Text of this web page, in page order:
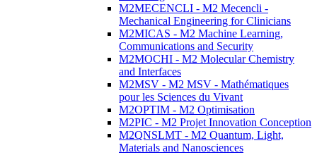
M2MECENCLI - M2 Mecencli -
Mechanical Engineering for Clinicians
M2MICAS - M2 Machine Learning,
Communications and Security
M2MOCHI - M2 Molecular Chemistry
and Interfaces
M2MSV - M2 MSV - Mathématiques
pour les Sciences du Vivant
M2OPTIM - M2 Optimisation
M2PIC - M2 Projet Innovation Conception
M2QNSLMT - M2 Quantum, Light,
Materials and Nanosciences